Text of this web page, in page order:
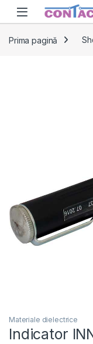
Skip to navigation
Skip to content
Prima pagină
Materiale dielectrice
Indicator